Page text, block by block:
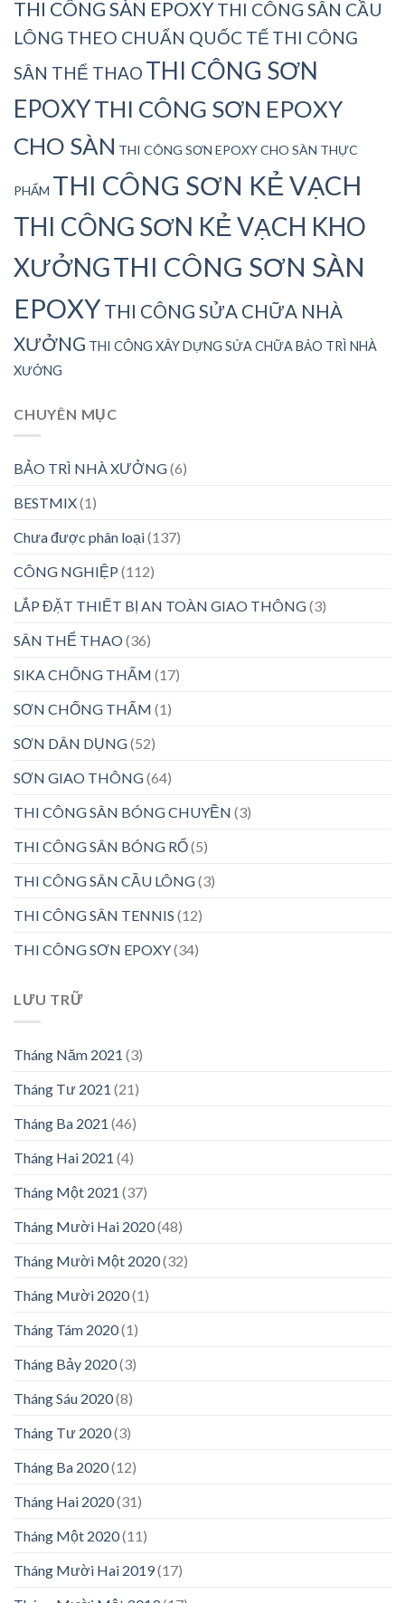
THI CÔNG SÀN EPOXYTHI CÔNG SÂN CẦU
LÔNG THEO CHUẨN QUỐC TẾ THI CÔNG
SÂN THỂ THAO THI CÔNG SƠN
EPOXYTHI CÔNG SƠN EPOXY
CHO SÀN THI CÔNG SƠN EPOXY CHO SÀN THỰC
PHẨM THI CÔNG SƠN KẺ VẠCH
THI CÔNG SƠN KẺ VẠCH KHO
XƯỞNGTHI CÔNG SƠN SÀN
EPOXYTHI CÔNG SỬA CHỮA NHÀ
XƯỞNG THI CÔNG XÂY DỰNG SỬA CHỮA BẢO TRÌ NHÀ
XƯỞNG
CHUYÊN MỤC
BẢO TRÌ NHÀ XƯỞNG(6)
BESTMIX(1)
Chưa được phân loại(137)
CÔNG NGHIỆP (112)
LẮP ĐẶT THIẾT BỊ AN TOÀN GIAO THÔNG(3)
SÂN THỂ THAO(36)
SIKA CHỐNG THẤM (17)
SƠN CHỐNG THẤM (1)
SƠN DÂN DỤNG(52)
SƠN GIAO THÔNG(64)
THI CÔNG SÂN BÓNG CHUYỀN (3)
THI CÔNG SÂN BÓNG RỔ(5)
THI CÔNG SÂN CẦU LÔNG(3)
THI CÔNG SÂN TENNIS (12)
THI CÔNG SƠN EPOXY(34)
LƯU TRỮ
Tháng Năm 2021 (3)
Tháng Tư 2021 (21)
Tháng Ba 2021 (46)
Tháng Hai 2021 (4)
Tháng Một 2021 (37)
Tháng Mười Hai 2020(48)
Tháng Mười Một 2020(32)
Tháng Mười 2020(1)
Tháng Tám 2020(1)
Tháng Bảy 2020(3)
Tháng Sáu 2020(8)
Tháng Tư 2020(3)
Tháng Ba 2020(12)
Tháng Hai 2020(31)
Tháng Một 2020(11)
Tháng Mười Hai 2019(17)